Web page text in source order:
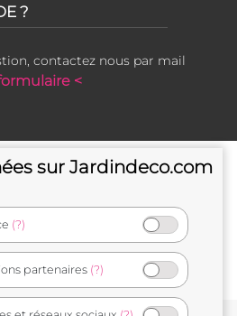
?
contactez nous par mail
<
français
sur Jardindeco.com
(?)
partenaires (?)